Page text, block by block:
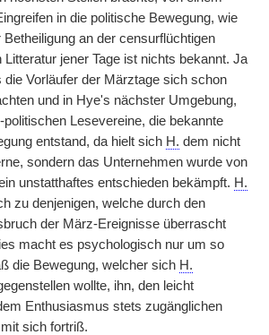
in die politische Bewegung, wie
an der censurflüchtigen
Litteratur jener Tage ist nichts bekannt. Ja
die Vorläufer der Märztage sich schon
und in Hye's nächster Umgebung,
Lesevereine, die bekannte
entstand, da hielt sich H. dem nicht
sondern das Unternehmen wurde von
unstatthaftes entschieden bekämpft. H.
zu denjenigen, welche durch den
der März-Ereignisse überrascht
macht es psychologisch nur um so
die Bewegung, welcher sich H.
wollte, ihn, den leicht
Enthusiasmus stets zugänglichen
sich fortriß.